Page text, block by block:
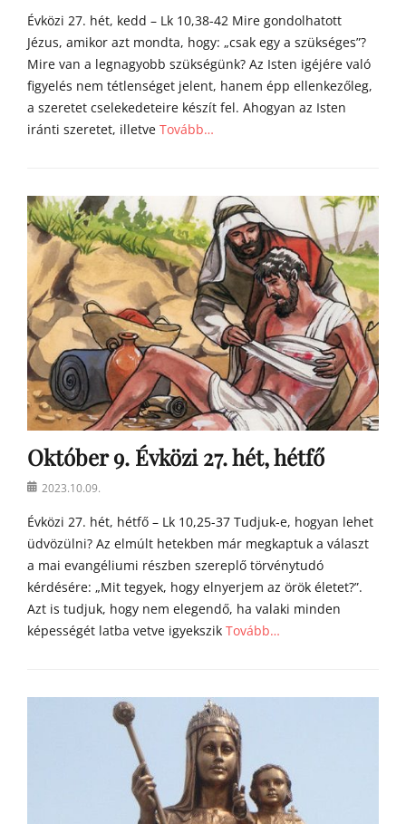
iÉvközi 27. hét, kedd – Lk 10,38-42 Mire gondolhatott
Jézus, amikor azt mondta, hogy: „csak egy a szükséges”?
Mire van a legnagyobb szükségünk? Az Isten igéjére való
figyelés nem tétlenséget jelent, hanem épp ellenkezőleg,
a szeretet cselekedeteire készít fel. Ahogyan az Isten
iránti szeretet, illetve Tovább…
g
o
s
n
a
t
y
a
h
o
m
í
i
i
Október 9. Évközi 27. hét, hétfő
Posted2023.10.09.
Évközi 27. hét, hétfő – Lk 10,25-37 Tudjuk-e, hogyan lehet
üdvözülni? Az elmúlt hetekben már megkaptuk a választ
a mai evangéliumi részben szereplő törvénytudó
kérdésére: „Mit tegyek, hogy elnyerjem az örök életet?”.
Azt is tudjuk, hogy nem elegendő, ha valaki minden
képességét latba vetve igyekszik Tovább…